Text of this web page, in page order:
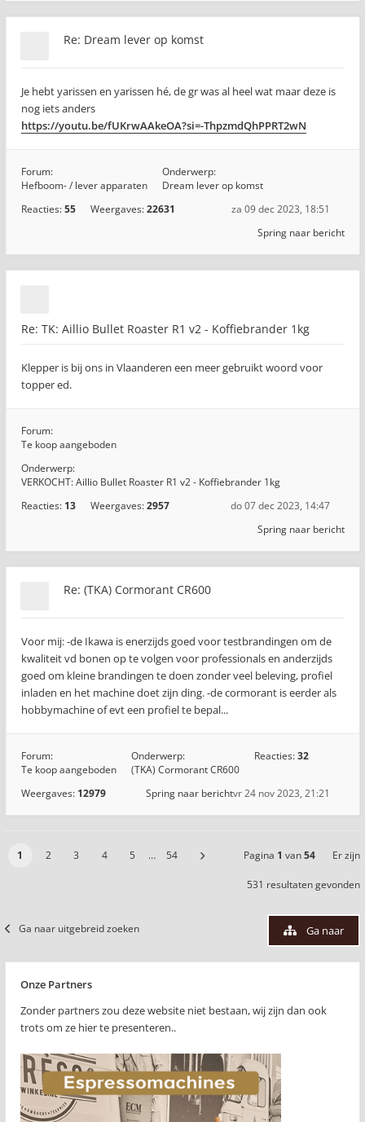
Re: Dream lever op komst
Je hebt yarissen en yarissen hé, de gr was al heel wat maar deze is
nog iets anders
https://youtu.be/fUKrwAAkeOA?si=-ThpzmdQhPPRT2wN
Forum:
Hefboom- / lever apparaten
Onderwerp:
Dream lever op komst
Reacties:55 Weergaves:22631
za 09 dec 2023, 18:51
Spring naar bericht
Re: TK: Aillio Bullet Roaster R1 v2 - Koffiebrander 1kg
Klepper is bij ons in Vlaanderen een meer gebruikt woord voor
topper ed.
Forum:
Te koop aangeboden
Onderwerp:
VERKOCHT: Aillio Bullet Roaster R1 v2 - Koffiebrander 1kg
Reacties: 13 Weergaves:2957
do 07 dec 2023, 14:47
Spring naar bericht
Re: (TKA) Cormorant CR600
Voor mij: -de Ikawa is enerzijds goed voor testbrandingen om de
kwaliteit vd bonen op te volgen voor professionals en anderzijds
goed om kleine brandingen te doen zonder veel beleving, profiel
inladen en het machine doet zijn ding. -de cormorant is eerder als
hobbymachine of evt een profiel te bepal...
Forum:
Te koop aangeboden
Onderwerp:
(TKA) Cormorant CR600
Reacties:32
Weergaves: 12979 vr 24 nov 2023, 21:21
Spring naar bericht
1 2 3 4 5 … 54 Pagina 1 van54 Er zijn
531 resultaten gevonden
Ga naar uitgebreid zoeken Ga naar
Onze Partners
Zonder partners zou deze website niet bestaan, wij zijn dan ook
trots om ze hier te presenteren..